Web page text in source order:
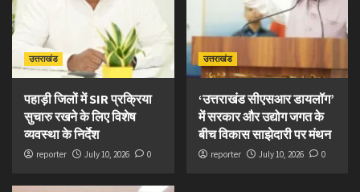
उत्तराखंड
पहाड़ी जिलों में SIR प्रक्रिया
सुचारु रखने के लिए विशेष
व्यवस्था के निर्देश
reporter July 10, 2026 0
उत्तराखंड
‘उत्तराखंड सीएसआर डायलॉग’
में सरकार और उद्योग जगत के
बीच विकास साझेदारी पर मंथन
reporter July 10, 2026 0